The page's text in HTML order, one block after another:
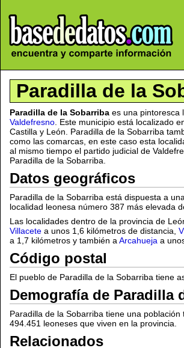
Paradilla de la
Paradilla de la Sobarriba es una pintoresca
Valdefresno . Este municipio está localizado
Castilla y León. Paradilla de la Sobarriba
como las comarcas, en este caso esta
al mismo tiempo el partido judicial de
Paradilla de la Sobarriba.
Datos geográficos
Paradilla de la Sobarriba está dispuesta a
localidad leonesa número 387 más elevada
Las localidades dentro de la provincia de
Villacete a unos 1,6 kilómetros de distancia,
a 1,7 kilómetros y también a Arcahueja a
Código postal
El pueblo de Paradilla de la Sobarriba tiene
Demografía de Paradilla
Paradilla de la Sobarriba tiene una
494.451 leoneses que viven en la provincia.
Relacionados